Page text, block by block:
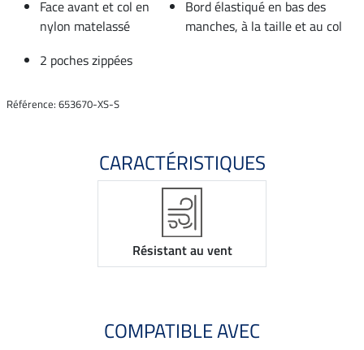
Face avant et col en
nylon matelassé
Bord élastiqué en bas des
manches, à la taille et au col
2 poches zippées
Référence: 653670-XS-S
CARACTÉRISTIQUES
Résistant au vent
COMPATIBLE AVEC